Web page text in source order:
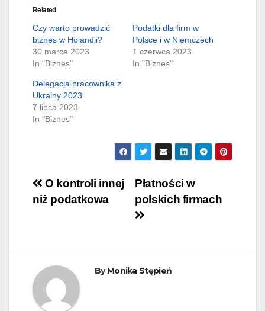
Related
Czy warto prowadzić
biznes w Holandii?
30 marca 2023
In "Biznes"
Podatki dla firm w
Polsce i w Niemczech
1 czerwca 2023
In "Biznes"
Delegacja pracownika z
Ukrainy 2023
7 lipca 2023
In "Biznes"
Nawigacja
wpisu
Płatności w
polskich firmach
O kontroli innej
niż podatkowa
ByMonika Stępień